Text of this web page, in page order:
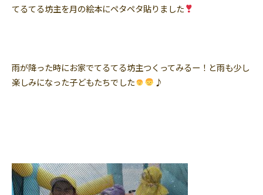
てるてる坊主を月の絵本にペタペタ貼りました
雨が降った時にお家でてるてる坊主つくってみるー！と雨も少し
楽しみになった子どもたちでした
♪